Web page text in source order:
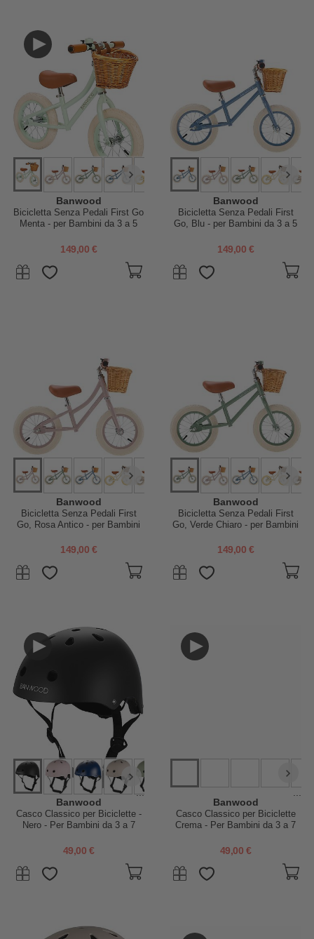
Banwood
Bicicletta Senza Pedali First Go
Menta - per Bambini da 3 a 5
149,00 €
Banwood
Bicicletta Senza Pedali First
Go, Blu - per Bambini da 3 a 5
149,00 €
Banwood
Bicicletta Senza Pedali First
Go, Rosa Antico - per Bambini
149,00 €
Banwood
Bicicletta Senza Pedali First
Go, Verde Chiaro - per Bambini
149,00 €
...
Banwood
Casco Classico per Biciclette -
Nero - Per Bambini da 3 a 7
49,00 €
...
Banwood
Casco Classico per Biciclette
Crema - Per Bambini da 3 a 7
49,00 €